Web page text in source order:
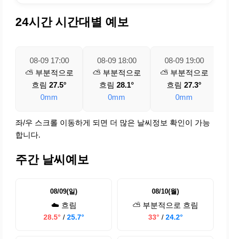
24시간 시간대별 예보
08-09 17:00
⛅ 부분적으로
흐림 27.5°
0mm
08-09 18:00
⛅ 부분적으로
흐림 28.1°
0mm
08-09 19:00
⛅ 부분적으로
흐림 27.3°
0mm
좌/우 스크롤 이동하게 되면 더 많은 날씨정보 확인이 가능
합니다.
주간 날씨예보
08/09(일)
☁️ 흐림
28.5° / 25.7°
08/10(월)
⛅ 부분적으로 흐림
33° / 24.2°